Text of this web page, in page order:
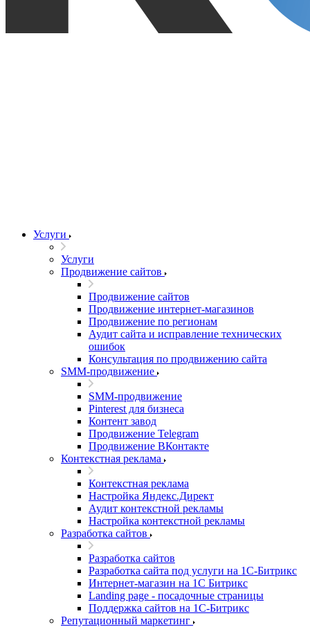
Услуги
Услуги
Продвижение сайтов
Продвижение сайтов
Продвижение интернет-магазинов
Продвижение по регионам
Аудит сайта и исправление технических
ошибок
Консультация по продвижению сайта
SMM-продвижение
SMM-продвижение
Pinterest для бизнеса
Контент завод
Продвижение Telegram
Продвижение ВКонтакте
Контекстная реклама
Контекстная реклама
Настройка Яндекс.Директ
Аудит контекстной рекламы
Настройка контекстной рекламы
Разработка сайтов
Разработка сайтов
Разработка сайта под услуги на 1С-Битрикс
Интернет-магазин на 1С Битрикс
Landing page - посадочные страницы
Поддержка сайтов на 1С-Битрикс
Репутационный маркетинг